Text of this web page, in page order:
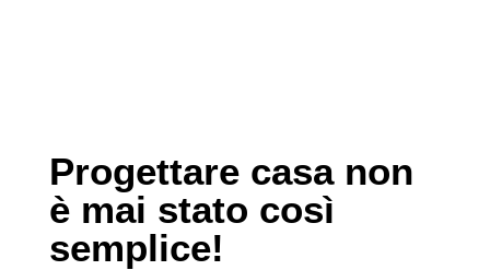
Progettare casa non
è mai stato così
semplice!